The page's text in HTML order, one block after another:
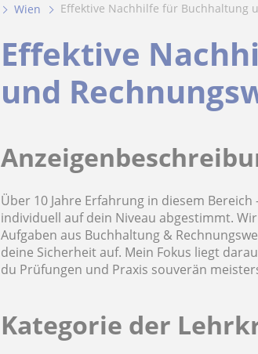
Wien Effektive Nachhilfe für Buchhaltung
Effektive
und
Über 10 Jahre Erfahrung in diesem
individuell auf dein Niveau abgestimmt.
Aufgaben aus Buchhaltung &
deine Sicherheit auf. Mein Fokus liegt
du Prüfungen und Praxis souverän
Kategorie der